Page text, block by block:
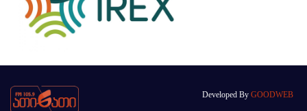
Developed By GOODWEB